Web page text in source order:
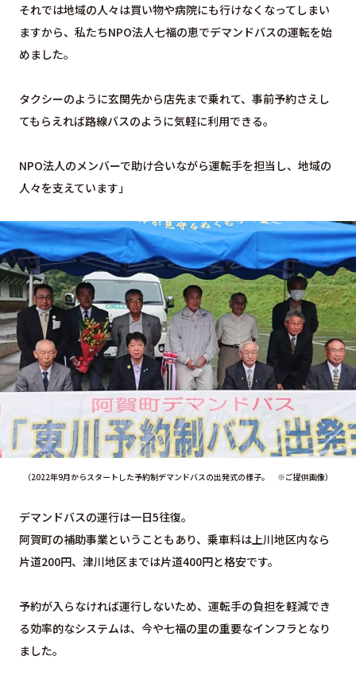
それでは地域の人々は買い物や病院にも行けなくなってしまい
ますから、私たちNPO法人七福の恵でデマンドバスの運転を始
めました。
タクシーのように玄関先から店先まで乗れて、事前予約さえし
てもらえれば路線バスのように気軽に利用できる。
NPO法人のメンバーで助け合いながら運転手を担当し、地域の
人々を支えています」
（2022年9月からスタートした予約制デマンドバスの出発式の様子。 ※ご提供画像）
デマンドバスの運行は一日5往復。
阿賀町の補助事業ということもあり、乗車料は上川地区内なら
片道200円、津川地区までは片道400円と格安です。
予約が入らなければ運行しないため、運転手の負担を軽減でき
る効率的なシステムは、今や七福の里の重要なインフラとなり
ました。